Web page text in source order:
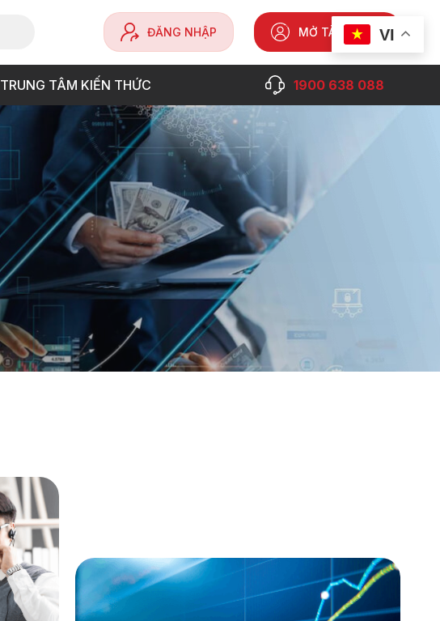
ĐĂNG NHẬP MỞ TÀI KHOẢN
TRUNG TÂM KIẾN THỨC 1900 638 088
VI